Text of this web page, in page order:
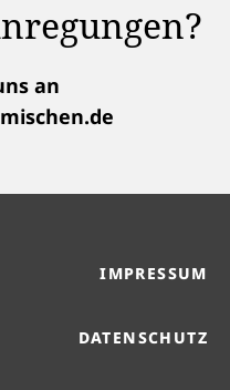
an
IMPRESSUM
DATENSCHUTZ